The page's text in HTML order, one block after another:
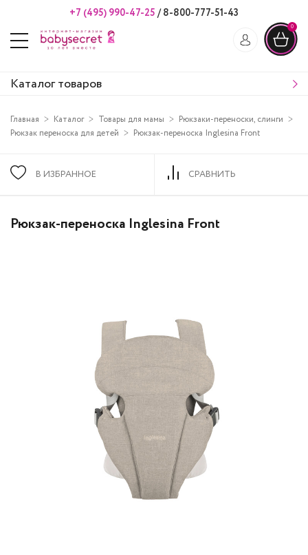
+7 (495) 990-47-25 /8-800-777-51-43
0
Каталог товаров
Главная Каталог Товары для мамы
Рюкзаки-переноски, слинги
Рюкзак переноска для детей
Рюкзак-переноска Inglesina Front
В ИЗБРАННОЕ СРАВНИТЬ
Рюкзак-переноска Inglesina Front